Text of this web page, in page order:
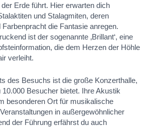
Erde führt. Hier erwarten dich
und Stalagmiten, deren
Farbenpracht die Fantasie anregen.
ist der sogenannte ‚Brillant‘, eine
die dem Herzen der Höhle
verleiht.
des Besuchs ist die große Konzerthalle,
Besucher bietet. Ihre Akustik
besonderen Ort für musikalische
in außergewöhnlicher
der Führung erfährst du auch